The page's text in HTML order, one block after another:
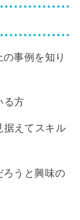
事例を知り
る方
えてスキル
うと興味の